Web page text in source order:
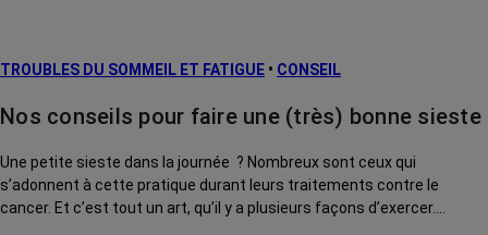
TROUBLES DU SOMMEIL ET FATIGUE • CONSEIL
Nos conseils pour faire une (très) bonne sieste
Une petite sieste dans la journée ? Nombreux sont ceux qui
s’adonnent à cette pratique durant leurs traitements contre le
cancer. Et c’est tout un art, qu’il y a plusieurs façons d’exercer.